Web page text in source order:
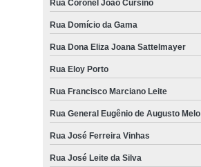
Rua Coronel João Cursino
Rua Domício da Gama
Rua Dona Eliza Joana Sattelmayer
Rua Eloy Porto
Rua Francisco Marciano Leite
Rua General Eugênio de Augusto Melo
Rua José Ferreira Vinhas
Rua José Leite da Silva